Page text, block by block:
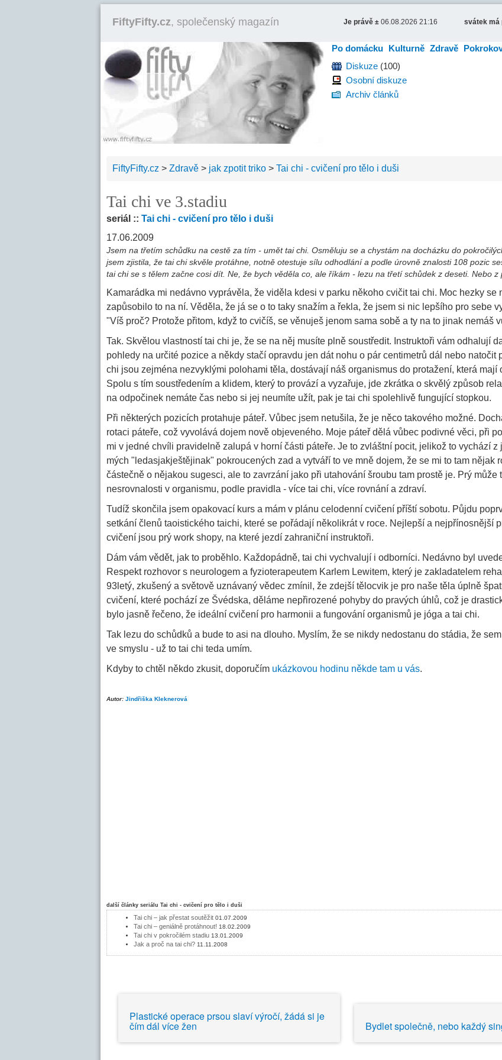
FiftyFifty.cz, společenský magazín Je právě ± 06.08.2026 21:16 svátek má
Po domácku Kulturně Zdravě
Diskuze (100)
Osobní diskuze
Archiv článků
FiftyFifty.cz > Zdravě > jak zpotit triko > Tai chi - cvičení pro tělo i duši
Tai chi ve 3.stadiu
seriál :: Tai chi - cvičení pro tělo i duši
17.06.2009
Jsem na třetím schůdku na cestě za tím - umět tai chi. Osměluju se a chystám na docházku do
jsem zjistila, že tai chi skvěle protáhne, notně otestuje sílu odhodlání a podle úrovně znalosti 108 pozic
tai chi se s tělem začne cosi dít. Ne, že bych věděla co, ale říkám - lezu na třetí schůdek z deseti. Nebo z
Kamarádka mi nedávno vyprávěla, že viděla kdesi v parku někoho cvičit tai chi. Moc hezky se
zapůsobilo to na ní. Věděla, že já se o to taky snažím a řekla, že jsem si nic lepšího pro sebe
"Víš proč? Protože přitom, když to cvičíš, se věnuješ jenom sama sobě a ty na to jinak nemáš
Tak. Skvělou vlastností tai chi je, že se na něj musíte plně soustředit. Instruktoři vám odhalují
pohledy na určité pozice a někdy stačí opravdu jen dát nohu o pár centimetrů dál nebo natočit
chi jsou zejména nezvyklými polohami těla, dostávají náš organismus do protažení, která mají
Spolu s tím soustředením a klidem, který to provází a vyzařuje, jde zkrátka o skvělý způsob
na odpočinek nemáte čas nebo si jej neumíte užít, pak je tai chi spolehlivě fungující stopkou.
Při některých pozicích protahuje páteř. Vůbec jsem netušila, že je něco takového možné.
rotaci páteře, což vyvolává dojem nově objeveného. Moje páteř dělá vůbec podivné věci, při
mi v jedné chvíli pravidelně zalupá v horní části páteře. Je to zvláštní pocit, jelikož to vychází z
mých "ledasjakještějinak" pokroucených zad a vytváří to ve mně dojem, že se mi to tam nějak
částečně o nějakou sugesci, ale to zavrzání jako při utahování šroubu tam prostě je. Prý může
nesrovnalosti v organismu, podle pravidla - více tai chi, více rovnání a zdraví.
Tudíž skončila jsem opakovací kurs a mám v plánu celodenní cvičení příští sobotu. Půjdu
setkání členů taoistického taichi, které se pořádají několikrát v roce. Nejlepší a nejpřínosnější
cvičení jsou prý work shopy, na které jezdí zahraniční instruktoři.
Dám vám vědět, jak to proběhlo. Každopádně, tai chi vychvalují i odborníci. Nedávno byl
Respekt rozhovor s neurologem a fyzioterapeutem Karlem Lewitem, který je zakladatelem
93letý, zkušený a světově uznávaný vědec zmínil, že zdejší tělocvik je pro naše těla úplně
cvičení, které pochází ze Švédska, děláme nepřirozené pohyby do pravých úhlů, což je
bylo jasně řečeno, že ideální cvičení pro harmonii a fungování organismů je jóga a tai chi.
Tak lezu do schůdků a bude to asi na dlouho. Myslím, že se nikdy nedostanu do stádia, že
ve smyslu - už to tai chi teda umím.
Kdyby to chtěl někdo zkusit, doporučím ukázkovou hodinu někde tam u vás.
Autor: Jindřiška Kleknerová
další články seriálu Tai chi - cvičení pro tělo i duši
Tai chi – jak přestat soutěžit 01.07.2009
Tai chi – geniálně protáhnout! 18.02.2009
Tai chi v pokročilém stadiu 13.01.2009
Jak a proč na tai chi? 11.11.2008
Plastické operace prsou slaví výročí, žádá si je
čím dál více žen Bydlet společně, nebo každý